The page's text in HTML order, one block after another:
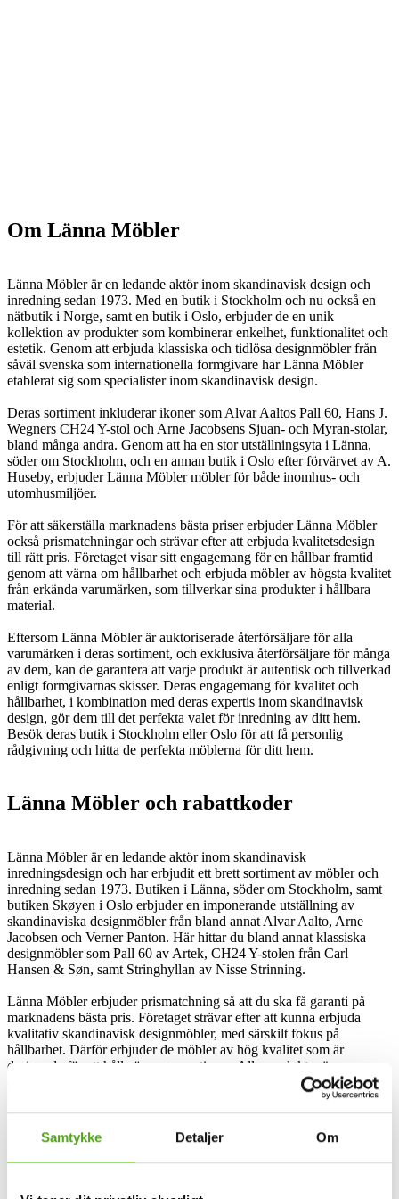
Samtykke Detaljer Om
Om Länna Möbler
Länna Möbler är en ledande aktör inom skandinavisk design och
inredning sedan 1973. Med en butik i Stockholm och nu också en
nätbutik i Norge, samt en butik i Oslo, erbjuder de en unik
kollektion av produkter som kombinerar enkelhet, funktionalitet och
estetik. Genom att erbjuda klassiska och tidlösa designmöbler från
såväl svenska som internationella formgivare har Länna Möbler
etablerat sig som specialister inom skandinavisk design.
Deras sortiment inkluderar ikoner som Alvar Aaltos Pall 60, Hans J.
Wegners CH24 Y-stol och Arne Jacobsens Sjuan- och Myran-stolar,
bland många andra. Genom att ha en stor utställningsyta i Länna,
söder om Stockholm, och en annan butik i Oslo efter förvärvet av A.
Huseby, erbjuder Länna Möbler möbler för både inomhus- och
utomhusmiljöer.
För att säkerställa marknadens bästa priser erbjuder Länna Möbler
också prismatchningar och strävar efter att erbjuda kvalitetsdesign
till rätt pris. Företaget visar sitt engagemang för en hållbar framtid
genom att värna om hållbarhet och erbjuda möbler av högsta kvalitet
från erkända varumärken, som tillverkar sina produkter i hållbara
material.
Eftersom Länna Möbler är auktoriserade återförsäljare för alla
varumärken i deras sortiment, och exklusiva återförsäljare för många
av dem, kan de garantera att varje produkt är autentisk och tillverkad
enligt formgivarnas skisser. Deras engagemang för kvalitet och
hållbarhet, i kombination med deras expertis inom skandinavisk
design, gör dem till det perfekta valet för inredning av ditt hem.
Besök deras butik i Stockholm eller Oslo för att få personlig
rådgivning och hitta de perfekta möblerna för ditt hem.
Länna Möbler och rabattkoder
Länna Möbler är en ledande aktör inom skandinavisk
inredningsdesign och har erbjudit ett brett sortiment av möbler och
inredning sedan 1973. Butiken i Länna, söder om Stockholm, samt
butiken Skøyen i Oslo erbjuder en imponerande utställning av
skandinaviska designmöbler från bland annat Alvar Aalto, Arne
Jacobsen och Verner Panton. Här hittar du bland annat klassiska
designmöbler som Pall 60 av Artek, CH24 Y-stolen från Carl
Hansen & Søn, samt Stringhyllan av Nisse Strinning.
Länna Möbler erbjuder prismatchning så att du ska få garanti på
marknadens bästa pris. Företaget strävar efter att kunna erbjuda
kvalitativ skandinavisk designmöbler, med särskilt fokus på
hållbarhet. Därför erbjuder de möbler av hög kvalitet som är
designade för att hålla över generationer. Alla produkter är
autentiska och tillverkade enligt respektive formgivares
dokumentskiss för att säkerställa hög kvalitet och lång livslängd.
Besök Länna Möbler för att utforska deras tidlösa och kvalitativa
sortiment av skandinaviska designmöbler. Om du önskar råd och
inspiration för inredning av ditt hem kan du även kontakta deras